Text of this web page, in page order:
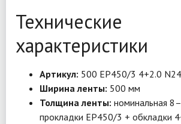
Технические
характеристики
Артикул: 500 EP450/3 4+2.0
Ширина ленты: 500 мм
Толщина ленты: номинальная
прокладки EP450/3 + обкладки